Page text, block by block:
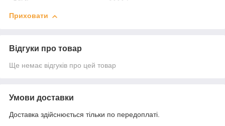
Приховати
Відгуки про товар
Ще немає відгуків про цей товар
Умови доставки
Доставка здійснюється тільки по передоплаті.